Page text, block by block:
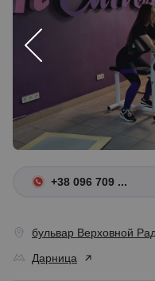
+38 096 709 ...
бульвар Верховной
Дарница